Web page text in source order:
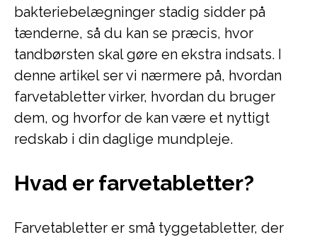
bakteriebelægninger stadig sidder på
tænderne, så du kan se præcis, hvor
tandbørsten skal gøre en ekstra indsats. I
denne artikel ser vi nærmere på, hvordan
farvetabletter virker, hvordan du bruger
dem, og hvorfor de kan være et nyttigt
redskab i din daglige mundpleje.
Hvad er farvetabletter?
Farvetabletter er små tyggetabletter, der